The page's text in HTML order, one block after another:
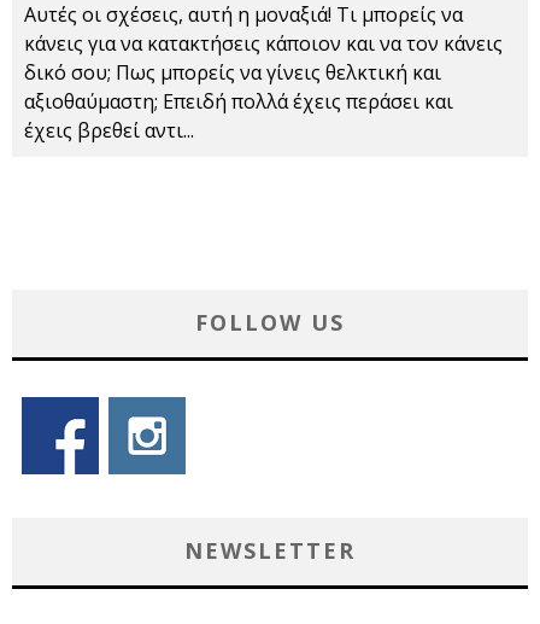
Αυτές οι σχέσεις, αυτή η μοναξιά! Τι μπορείς να
κάνεις για να κατακτήσεις κάποιον και να τον κάνεις
δικό σου; Πως μπορείς να γίνεις θελκτική και
αξιοθαύμαστη; Επειδή πολλά έχεις περάσει και
έχεις βρεθεί αντι...
FOLLOW US
NEWSLETTER